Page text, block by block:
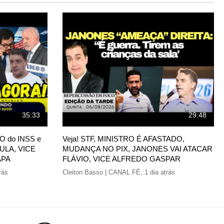
35:33
do INSS e
VICE
29:48
Veja! STF, MINISTRO É AFASTADO,
MUDANÇA NO PIX, JANONES VAI ATACAR
FLÁVIO, VICE ALFREDO GASPAR
Cleiton Basso | CANAL FÉ 1 dia atrás